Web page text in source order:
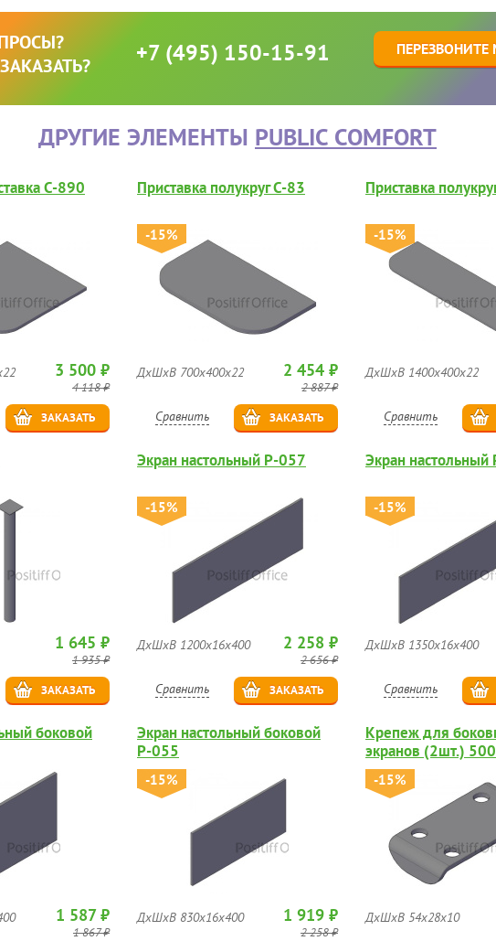
+7 (495) 150-15-91 ПЕРЕЗВОНИТЕ
ДРУГИЕ ЭЛЕМЕНТЫ PUBLIC COMFORT
C-890
3 500 ₽
4 118 ₽
ЗАКАЗАТЬ
Приставка полукруг C-83
-15%
ДхШхВ 700х400х22 2 454 ₽
2 887 ₽
Сравнить ЗАКАЗАТЬ
Приставка
-15%
ДхШхВ 1400х400х22
Сравнить
1 645 ₽
1 935 ₽
ЗАКАЗАТЬ
Экран настольный Р-057
-15%
ДхШхВ 1200х16х400 2 258 ₽
2 656 ₽
Сравнить ЗАКАЗАТЬ
Экран настольный
-15%
ДхШхВ 1350х16х400
Сравнить
боковой
1 587 ₽
1 867 ₽
Экран настольный боковой
Р-055
-15%
ДхШхВ 830х16х400 1 919 ₽
2 258 ₽
Крепеж для
экранов (2шт.)
-15%
ДхШхВ 54х28х10